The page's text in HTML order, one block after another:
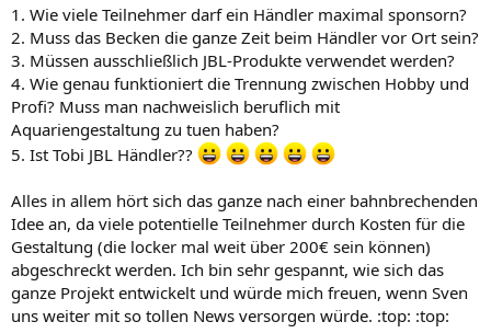
1. Wie viele Teilnehmer darf ein Händler maximal sponsorn?
2. Muss das Becken die ganze Zeit beim Händler vor Ort sein?
3. Müssen ausschließlich JBL-Produkte verwendet werden?
4. Wie genau funktioniert die Trennung zwischen Hobby und
Profi? Muss man nachweislich beruflich mit
Aquariengestaltung zu tuen haben?
5. Ist Tobi JBL Händler??
Alles in allem hört sich das ganze nach einer bahnbrechenden
Idee an, da viele potentielle Teilnehmer durch Kosten für die
Gestaltung (die locker mal weit über 200€ sein können)
abgeschreckt werden. Ich bin sehr gespannt, wie sich das
ganze Projekt entwickelt und würde mich freuen, wenn Sven
uns weiter mit so tollen News versorgen würde. :top: :top: